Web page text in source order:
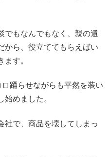
でもなんでもなく、親の遺
から、役立ててもらえばい
す。
踊らせながらも平然を装い
めました。
社で、商品を壊してしまっ